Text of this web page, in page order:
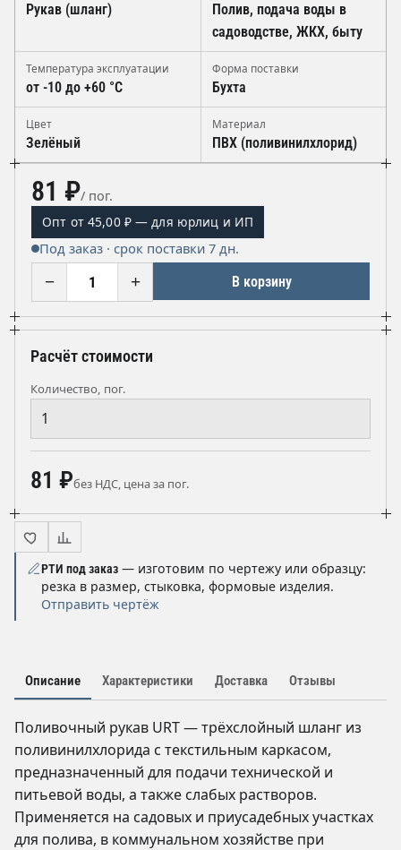
Рукав (шланг)
Полив, подача воды в
садоводстве, ЖКХ, быту
Температура эксплуатации
от -10 до +60 °C
Форма поставки
Бухта
Цвет
Зелёный
Материал
ПВХ (поливинилхлорид)
81 ₽/ пог.
Опт от 45,00 ₽ — для юрлиц и ИП
Под заказ · срок поставки 7 дн.
− + В корзину
Расчёт стоимости
Количество, пог.
81 ₽без НДС, цена за пог.
РТИ под заказ — изготовим по чертежу или образцу:
резка в размер, стыковка, формовые изделия.
Отправить чертёж
Описание Характеристики Доставка Отзывы
Поливочный рукав URT — трёхслойный шланг из
поливинилхлорида с текстильным каркасом,
предназначенный для подачи технической и
питьевой воды, а также слабых растворов.
Применяется на садовых и приусадебных участках
для полива, в коммунальном хозяйстве при